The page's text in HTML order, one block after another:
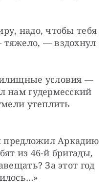
надо, чтобы тебя
— вздохнул
условия —
нам гудермесский
утеплить
предложил Аркадию
из 46-й бригады,
За этот год